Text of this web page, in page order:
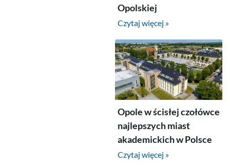
Opolskiej
Czytaj więcej »
Opole w ścisłej czołówce
najlepszych miast
akademickich w Polsce
Czytaj więcej »